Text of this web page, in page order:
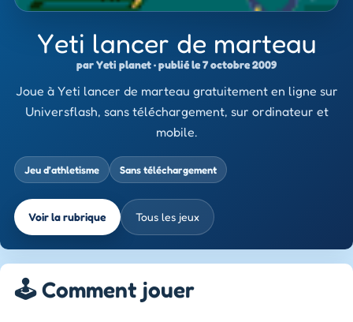
Yeti lancer de marteau
par Yeti planet · publié le 7 octobre 2009
Joue à Yeti lancer de marteau gratuitement en ligne sur
Universflash, sans téléchargement, sur ordinateur et
mobile.
Jeu d’athletisme Sans téléchargement
Voir la rubrique Tous les jeux
🕹️ Comment jouer